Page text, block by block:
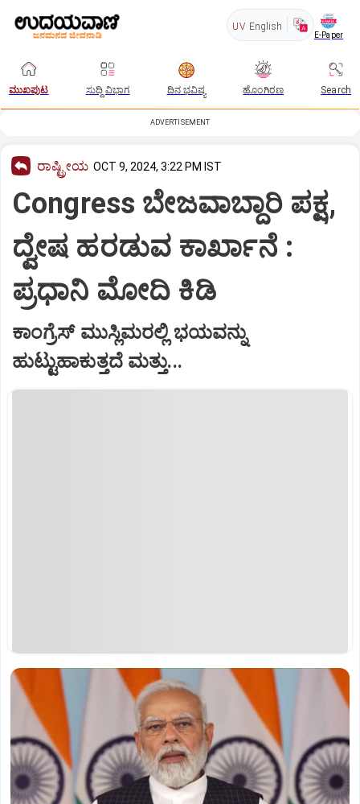
UV English
E-Paper
ಮುಖಪುಟ ಸುದ್ದಿ ವಿಭಾಗ ದಿನ ಭವಿಷ್ಯ ಹೊಂಗಿರಣ Search
ADVERTISEMENT
ರಾಷ್ಟ್ರೀಯ OCT 9, 2024, 3:22 PM IST
Congress ಬೇಜವಾಬ್ದಾರಿ ಪಕ್ಷ,
ದ್ವೇಷ ಹರಡುವ ಕಾರ್ಖಾನೆ :
ಪ್ರಧಾನಿ ಮೋದಿ ಕಿಡಿ
ಕಾಂಗ್ರೆಸ್ ಮುಸ್ಲಿಮರಲ್ಲಿ ಭಯವನ್ನು
ಹುಟ್ಟುಹಾಕುತ್ತದೆ ಮತ್ತು...